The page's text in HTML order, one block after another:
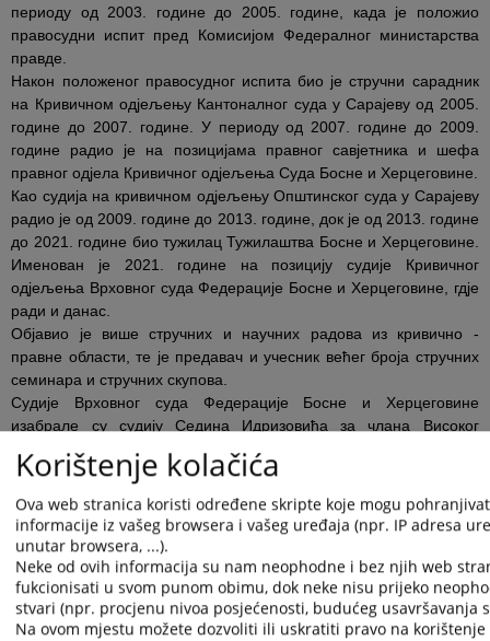
периоду од 2003. године до 2005. године, када је положио
правосудни испит пред Комисијом Федералног министарства
правде.
Након положеног правосудног испита био је стручни сарадник
на Кривичном одјељењу Кантоналног суда у Сарајеву од 2005.
године до 2007. године. У периоду од 2007. године до 2009.
године радио је на позицијама правног савјетника и шефа
правног одјела Кривичног одјељења Суда Босне и Херцеговине.
Као судија на кривичном одјељењу Општинског суда у Сарајеву
радио је од 2009. године до 2013. године, док је од 2013. године
до 2021. године био тужилац Тужилаштва Босне и Херцеговине.
Именован је 2021. године на позицију судије Кривичног
одјељења Врховног суда Федерације Босне и Херцеговине, гдје
ради и данас.
Објавио је више стручних и научних радова из кривично -
правне области, те је предавач и учесник већег броја стручних
семинара и стручних скупова.
Судије Врховног суда Федерације Босне и Херцеговине
изабрале су судију Седина Идризовића за члана Високог
2024. године, те је на ту дужност ступио у фебруару 2025.
Приказана вијест је на
Вијест доступна још на: Bosanski jezik Hrvatski jezik
545ПРЕГЛЕДА
Korištenje kolačića
Ova web stranica koristi određene skripte koje mogu
informacije iz vašeg browsera i vašeg uređaja (npr. IP adresa
unutar browsera, ...).
Neke od ovih informacija su nam neophodne i bez njih web
fukcionisati u svom punom obimu, dok neke nisu prijeko
stvari (npr. procjenu nivoa posjećenosti, budućeg usavršavanja
Na ovom mjestu možete dozvoliti ili uskratiti pravo na